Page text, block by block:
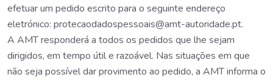
efetuar um pedido escrito para o seguinte endereço
eletrónico: protecaodadospessoais@amt-autoridade.pt.
A AMT responderá a todos os pedidos que lhe sejam
dirigidos, em tempo útil e razoável. Nas situações em que
não seja possível dar provimento ao pedido, a AMT informa o